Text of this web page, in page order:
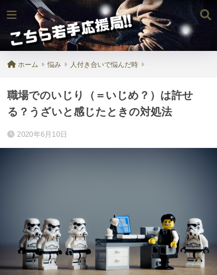
ホーム 悩み 人付き合いで悩んだ時
職場でのいじり（＝いじめ？）は許せ
る？うざいと感じたときの対処法
2020年6月10日